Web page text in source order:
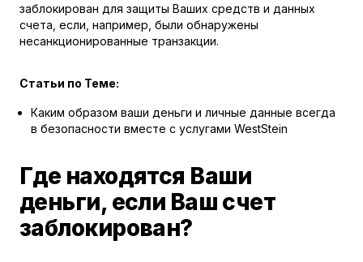
заблокирован для защиты Ваших средств и данных
счета, если, например, были обнаружены
несанкционированные транзакции.
Статьи по Теме:
Каким образом ваши деньги и личные данные всегда
в безопасности вместе с услугами WestStein
Где находятся Ваши
деньги, если Ваш счет
заблокирован?